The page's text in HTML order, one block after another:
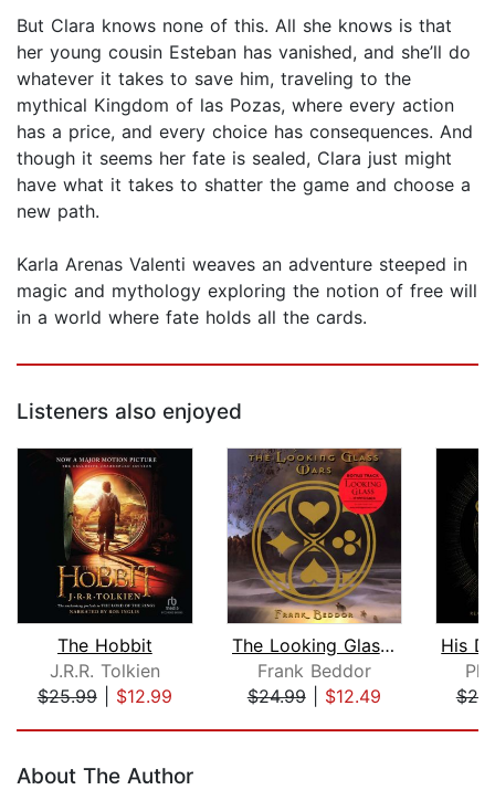
But Clara knows none of this. All she knows is that
her young cousin Esteban has vanished, and she’ll do
whatever it takes to save him, traveling to the
mythical Kingdom of las Pozas, where every action
has a price, and every choice has consequences. And
though it seems her fate is sealed, Clara just might
have what it takes to shatter the game and choose a
new path.
Karla Arenas Valenti weaves an adventure steeped in
magic and mythology exploring the notion of free will
in a world where fate holds all the cards.
Listeners also enjoyed
The Hobbit
J.R.R. Tolkien
$25.99| $12.99
The Looking Glass Wars
Frank Beddor
$24.99| $12.49
About The Author